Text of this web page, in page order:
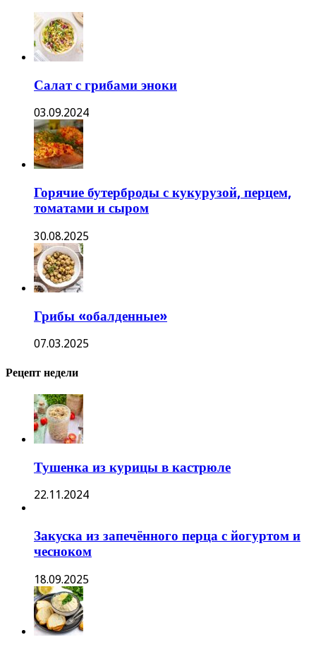
Салат с грибами эноки
03.09.2024
Горячие бутерброды с кукурузой, перцем,
томатами и сыром
30.08.2025
Грибы «обалденные»
07.03.2025
Рецепт недели
Тушенка из курицы в кастрюле
22.11.2024
Закуска из запечённого перца с йогуртом и
чесноком
18.09.2025